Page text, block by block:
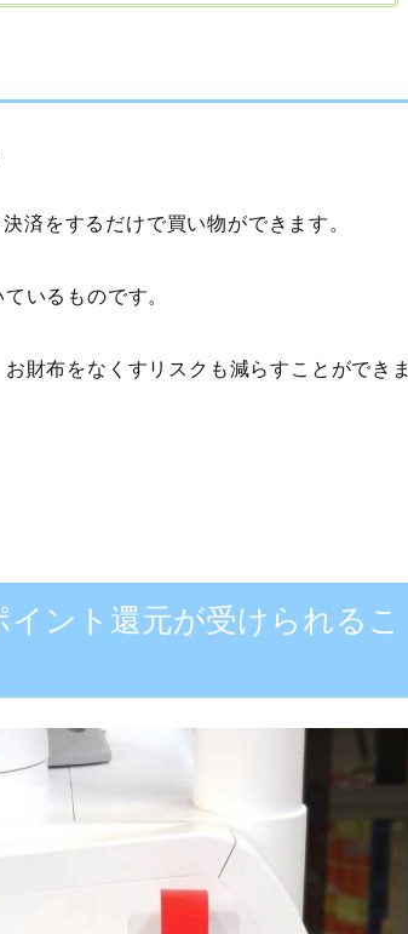
済をするだけで買い物ができます。
いるものです。
財布をなくすリスクも減らすことができま
イント還元が受けられるこ